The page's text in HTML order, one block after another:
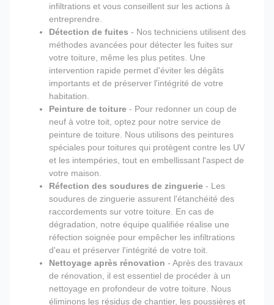
infiltrations et vous conseillent sur les actions à
entreprendre.
Détection de fuites - Nos techniciens utilisent des
méthodes avancées pour détecter les fuites sur
votre toiture, même les plus petites. Une
intervention rapide permet d'éviter les dégâts
importants et de préserver l'intégrité de votre
habitation.
Peinture de toiture - Pour redonner un coup de
neuf à votre toit, optez pour notre service de
peinture de toiture. Nous utilisons des peintures
spéciales pour toitures qui protègent contre les UV
et les intempéries, tout en embellissant l'aspect de
votre maison.
Réfection des soudures de zinguerie - Les
soudures de zinguerie assurent l'étanchéité des
raccordements sur votre toiture. En cas de
dégradation, notre équipe qualifiée réalise une
réfection soignée pour empêcher les infiltrations
d'eau et préserver l'intégrité de votre toit.
Nettoyage après rénovation - Après des travaux
de rénovation, il est essentiel de procéder à un
nettoyage en profondeur de votre toiture. Nous
éliminons les résidus de chantier, les poussières et